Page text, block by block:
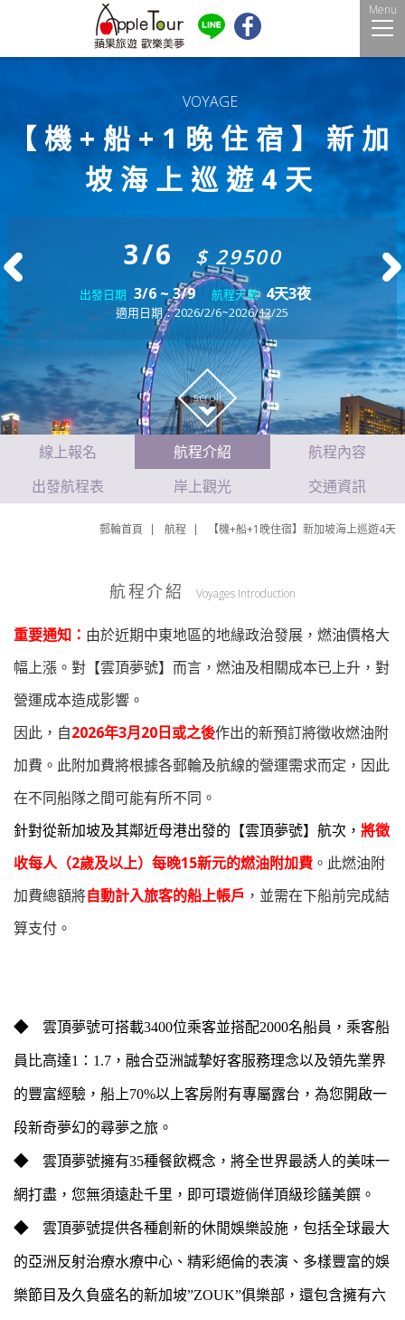
Menu
【機+船+1晚住宿】新加
坡海上巡遊4天
3/6 $ 29500
出發日期 3/6 ~ 3/9 航程天數 4天3夜
適用日期：2026/2/6~2026/12/25
線上報名 航程介紹
航程內容
出發航程表
岸上觀光 交通資訊
郵輪首頁 航程 【機+船+1晚住宿】新加坡海上巡遊4天
航程介紹 Voyages Introduction
重要通知： 由於近期中東地區的地緣政治發展，燃油價格大
幅上漲。對【雲頂夢號】而言，燃油及相關成本已上升，對
營運成本造成影響。
因此，自2026年3月20日或之後作出的新預訂將徵收燃油附
加費。此附加費將根據各郵輪及航線的營運需求而定，因此
在不同船隊之間可能有所不同。
針對從新加坡及其鄰近母港出發的【雲頂夢號】航次，將徵
收每人（2歲及以上）每晚15新元的燃油附加費 。此燃油附
加費總額將自動計入旅客的船上帳戶 ，並需在下船前完成結
算支付。
◆雲頂夢號可搭載3400位乘客並搭配2000名船員，乘客船
員比高達1：1.7，融合亞洲誠摯好客服務理念以及領先業界
的豐富經驗，船上70%以上客房附有專屬露台，為您開啟一
段新奇夢幻的尋夢之旅。
◆雲頂夢號擁有35種餐飲概念，將全世界最誘人的美味一
網打盡，您無須遠赴千里，即可環遊倘佯頂級珍饈美饌。
◆雲頂夢號提供各種創新的休閒娛樂設施，包括全球最大
的亞洲反射治療水療中心、精彩絕倫的表演、多樣豐富的娛
樂節目及久負盛名的新加坡”ZOUK”俱樂部，還包含擁有六